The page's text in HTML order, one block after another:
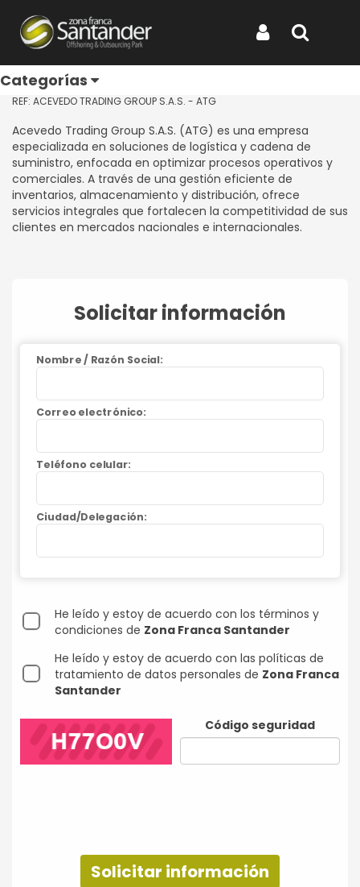
Categorías
ACEVEDO TRADING GROUP S.A.S. - ATG
ACEVEDO TRADING GROUP
S.A.S. - ATG
REF: ACEVEDO TRADING GROUP S.A.S. - ATG
Acevedo Trading Group S.A.S. (ATG) es una empresa
especializada en soluciones de logística y cadena de
suministro, enfocada en optimizar procesos operativos y
comerciales. A través de una gestión eficiente de
inventarios, almacenamiento y distribución, ofrece
servicios integrales que fortalecen la competitividad de sus
clientes en mercados nacionales e internacionales.
Solicitar información
Nombre / Razón Social:
Correo electrónico:
Teléfono celular:
Ciudad/Delegación:
He leído y estoy de acuerdo con los términos y
condiciones de Zona Franca Santander
He leído y estoy de acuerdo con las políticas de
tratamiento de datos personales de Zona Franca
Santander
Código seguridad
Solicitar información